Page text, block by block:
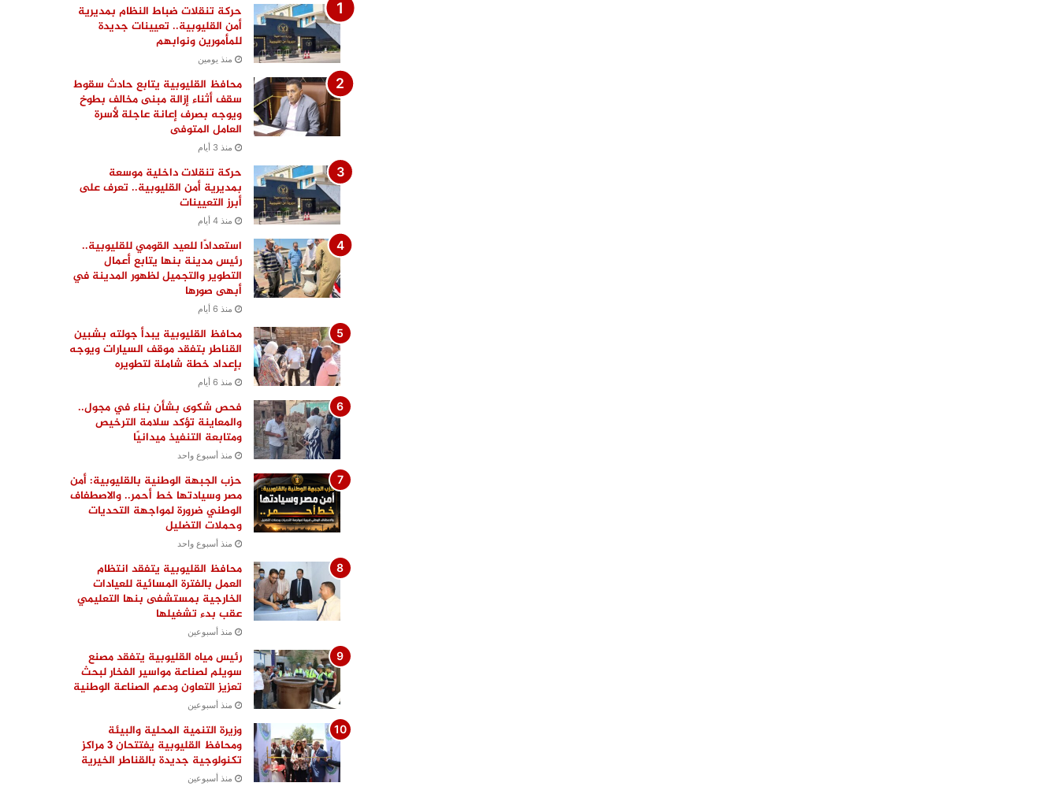
حركة تنقلات ضباط النظام بمديرية
أمن القليوبية.. تعيينات جديدة
للمأمورين ونوابهم
منذ يومين
محافظ القليوبية يتابع حادث سقوط
سقف أثناء إزالة مبنى مخالف بطوخ
ويوجه بصرف إعانة عاجلة لأسرة
العامل المتوفى
منذ 3 أيام
حركة تنقلات داخلية موسعة
بمديرية أمن القليوبية.. تعرف على
أبرز التعيينات
منذ 4 أيام
استعدادًا للعيد القومي للقليوبية..
رئيس مدينة بنها يتابع أعمال
التطوير والتجميل لظهور المدينة في
أبهى صورها
منذ 6 أيام
محافظ القليوبية يبدأ جولته بشبين
القناطر بتفقد موقف السيارات ويوجه
بإعداد خطة شاملة لتطويره
منذ 6 أيام
فحص شكوى بشأن بناء في مجول..
والمعاينة تؤكد سلامة الترخيص
ومتابعة التنفيذ ميدانيًا
منذ أسبوع واحد
حزب الجبهة الوطنية بالقليوبية: أمن
مصر وسيادتها خط أحمر.. والاصطفاف
الوطني ضرورة لمواجهة التحديات
وحملات التضليل
منذ أسبوع واحد
محافظ القليوبية يتفقد انتظام
العمل بالفترة المسائية للعيادات
الخارجية بمستشفى بنها التعليمي
عقب بدء تشغيلها
منذ أسبوعين
رئيس مياه القليوبية يتفقد مصنع
سويلم لصناعة مواسير الفخار لبحث
تعزيز التعاون ودعم الصناعة الوطنية
منذ أسبوعين
وزيرة التنمية المحلية والبيئة
ومحافظ القليوبية يفتتحان 3 مراكز
تكنولوجية جديدة بالقناطر الخيرية
منذ أسبوعين